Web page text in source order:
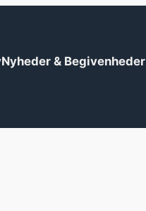
Nyheder & Begivenheder